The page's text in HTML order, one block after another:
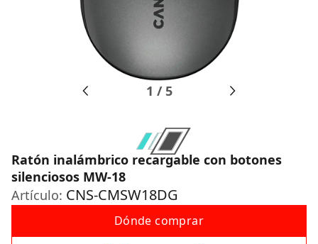
1 / 5
Ratón inalámbrico recargable con botones
silenciosos MW-18
Artículo: CNS-CMSW18DG
Dónde comprar